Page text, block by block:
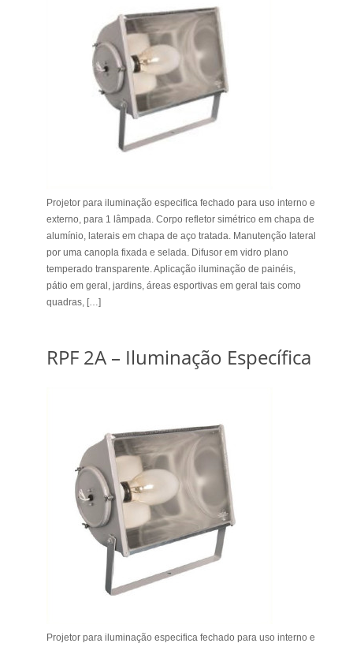
Projetor para iluminação especifica fechado para uso interno e
externo, para 1 lâmpada. Corpo refletor simétrico em chapa de
alumínio, laterais em chapa de aço tratada. Manutenção lateral
por uma canopla fixada e selada. Difusor em vidro plano
temperado transparente. Aplicação iluminação de painéis,
pátio em geral, jardins, áreas esportivas em geral tais como
quadras, […]
RPF 2A – Iluminação Específica
Projetor para iluminação especifica fechado para uso interno e